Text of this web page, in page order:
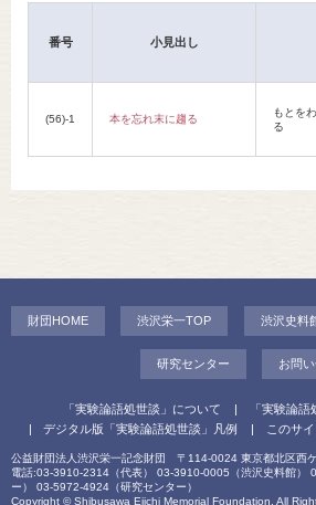
番号 小見出し
(56)-1 本を忘れ末に趨る
もとを
る
財団HOME 渋沢栄一TOP 渋沢史料
研究センター お問
「実験論語処世談」について
「実験論
デジタル版「実験論語処世談」凡例
このサ
公益財団法人渋沢栄一記念財団 〒114-0024 東京都北区西
電話:03-3910-2314（代表） 03-3910-0005（渋沢史料館）
ー） 03-5972-4924（研究センター）
Copyright © Shibusawa Eiichi Memorial Foundation. All